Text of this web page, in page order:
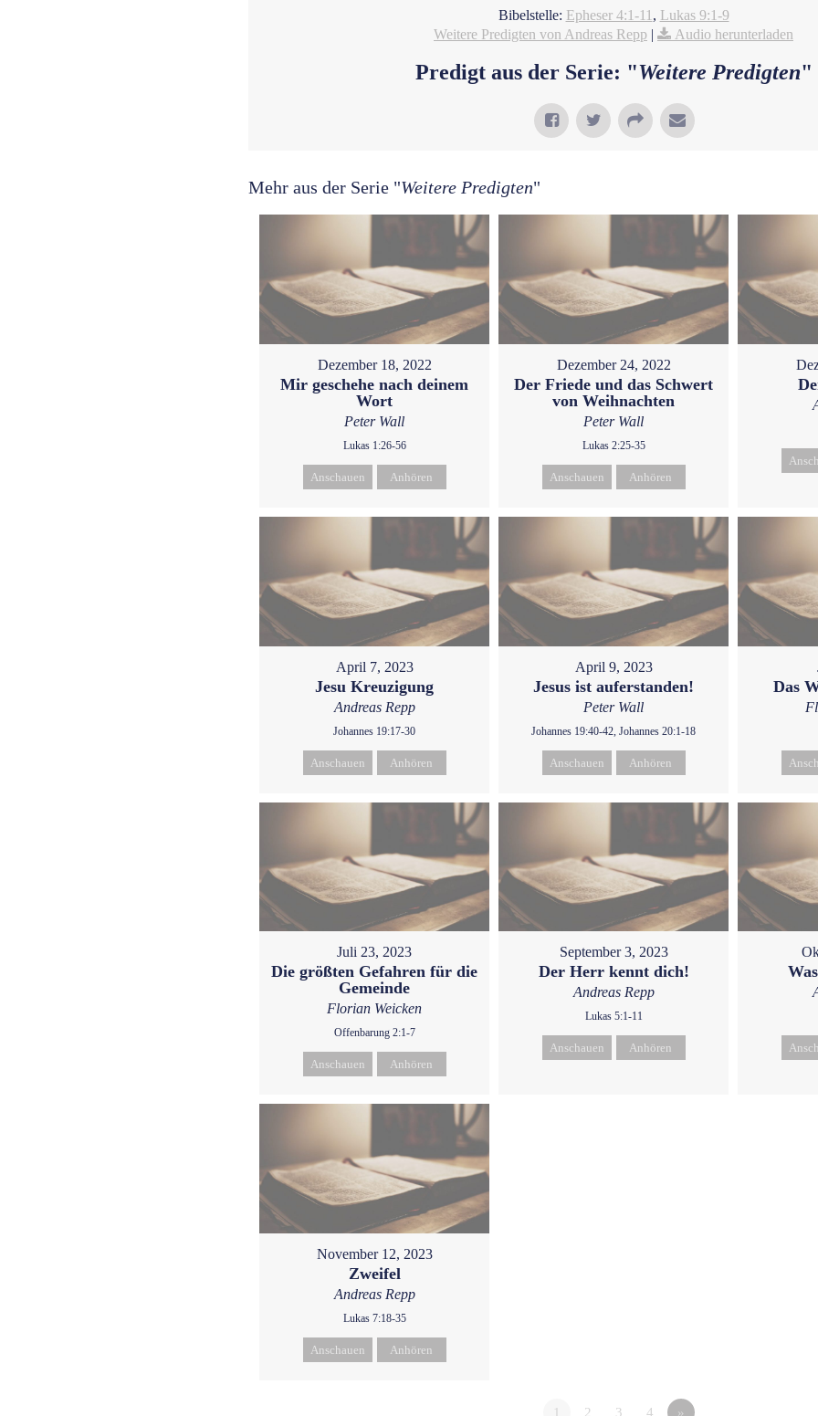
Bibelstelle: Epheser 4:1-11 , Lukas 9:1-9
Weitere Predigten von Andreas Repp | Audio herunterladen
Predigt aus der Serie: "Weitere Predigten"
Mehr aus der Serie "Weitere Predigten"
Dezember 18, 2022
Mir geschehe nach deinem
Wort
Peter Wall
Lukas 1:26-56
Anschauen Anhören
Dezember 24, 2022
Der Friede und das Schwert
von Weihnachten
Peter Wall
Lukas 2:25-35
Anschauen Anhören
April 7, 2023
Jesu Kreuzigung
Andreas Repp
Johannes 19:17-30
Anschauen Anhören
April 9, 2023
Jesus ist auferstanden!
Peter Wall
Johannes 19:40-42, Johannes 20:1-18
Anschauen Anhören
Das
Juli 23, 2023
Die größten Gefahren für die
Gemeinde
Florian Weicken
Offenbarung 2:1-7
Anschauen Anhören
September 3, 2023
Der Herr kennt dich!
Andreas Repp
Lukas 5:1-11
Anschauen Anhören
November 12, 2023
Zweifel
Andreas Repp
Lukas 7:18-35
Anschauen Anhören
1 2 3 4 »